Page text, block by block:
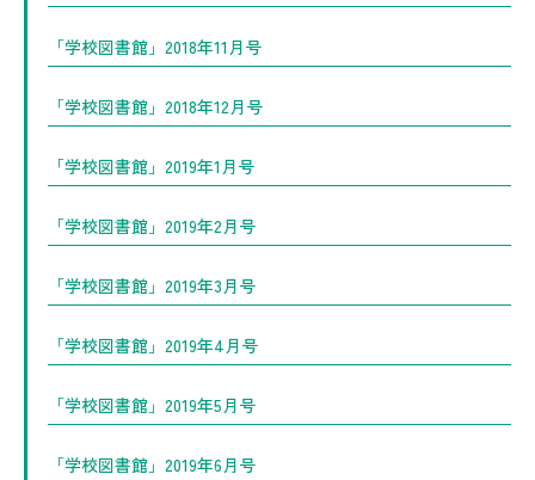
「学校図書館」2018年11月号
「学校図書館」2018年12月号
「学校図書館」2019年1月号
「学校図書館」2019年2月号
「学校図書館」2019年3月号
「学校図書館」2019年4月号
「学校図書館」2019年5月号
「学校図書館」2019年6月号